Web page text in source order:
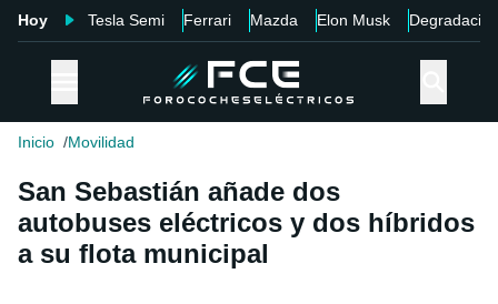
Hoy Tesla Semi Ferrari Mazda Elon Musk Degradación
Inicio Movilidad
San Sebastián añade dos
autobuses eléctricos y dos híbridos
a su flota municipal